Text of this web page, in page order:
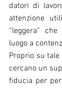
datori di
attenzione
“leggera”
luogo a
Proprio su tale
cercano un
fiducia per